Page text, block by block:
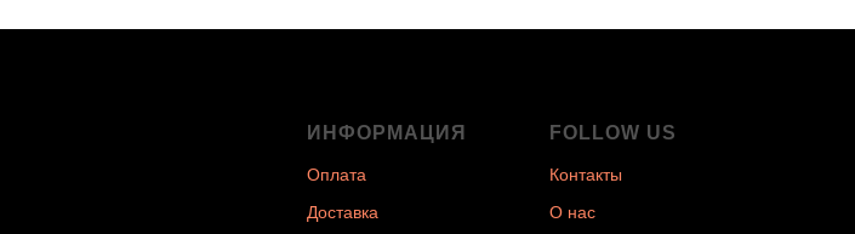
ИНФОРМАЦИЯ
Оплата
Доставка
FOLLOW US
Контакты
О нас